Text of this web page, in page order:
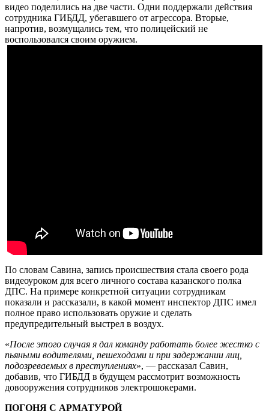
видео поделились на две части. Одни поддержали действия
сотрудника ГИБДД, убегавшего от агрессора. Вторые,
напротив, возмущались тем, что полицейский не
воспользовался своим оружием.
По словам Савина, запись происшествия стала своего рода
видеоуроком для всего личного состава казанского полка
ДПС. На примере конкретной ситуации сотрудникам
показали и рассказали, в какой момент инспектор ДПС имел
полное право использовать оружие и сделать
предупредительный выстрел в воздух.
«После этого случая я дал команду работать более жестко с
пьяными водителями, пешеходами и при задержании лиц,
подозреваемых в преступлениях», — рассказал Савин,
добавив, что ГИБДД в будущем рассмотрит возможность
довооружения сотрудников электрошокерами.
ПОГОНЯ С АРМАТУРОЙ